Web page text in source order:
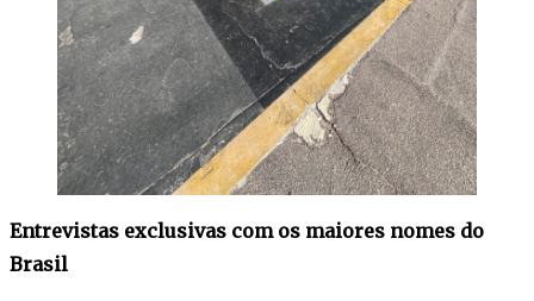
Entrevistas exclusivas com os maiores nomes do
Brasil